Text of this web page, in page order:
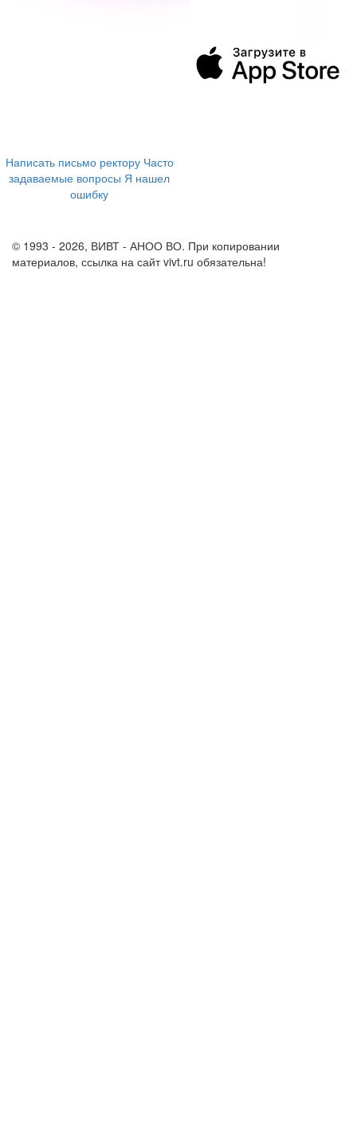
Написать письмо ректору Часто
задаваемые вопросы Я нашел
ошибку
© 1993 - 2026, ВИВТ - АНОО ВО. При копировании
материалов, ссылка на сайт vivt.ru обязательна!